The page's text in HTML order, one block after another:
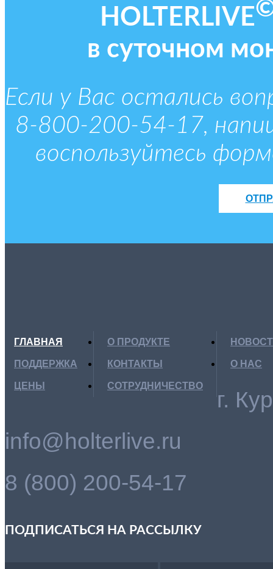
HOLTERLIVE
в суточном
Если у Вас остались
8-800-200-54-17,
воспользуйтесь
ГЛАВНАЯ
ПОДДЕРЖКА
ЦЕНЫ
О ПРОДУКТЕ
КОНТАКТЫ
СОТРУДНИЧЕСТВО
О НАС
г.
info@holterlive.ru
8 (800) 200-54-17
ПОДПИСАТЬСЯ НА РАССЫЛКУ